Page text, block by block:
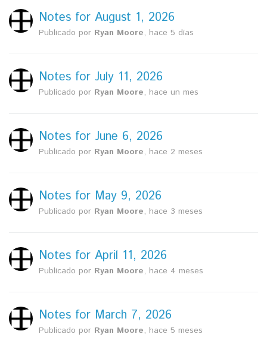
Notes for August 1, 2026
Publicado por Ryan Moore, hace 5 días
Notes for July 11, 2026
Publicado por Ryan Moore, hace un mes
Notes for June 6, 2026
Publicado por Ryan Moore, hace 2 meses
Notes for May 9, 2026
Publicado por Ryan Moore, hace 3 meses
Notes for April 11, 2026
Publicado por Ryan Moore, hace 4 meses
Notes for March 7, 2026
Publicado por Ryan Moore, hace 5 meses